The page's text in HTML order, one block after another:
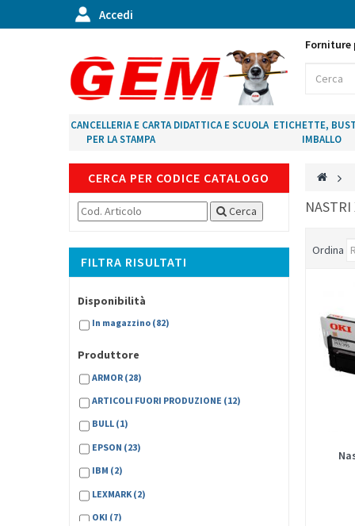
Accedi
Forniture
CANCELLERIA E CARTA
PER LA STAMPA
DIDATTICA E SCUOLA ETICHETTE,
IMBALLO
CERCA PER CODICE CATALOGO
Cerca
FILTRA RISULTATI
Disponibilità
In magazzino (82)
Produttore
ARMOR (28)
ARTICOLI FUORI PRODUZIONE (12)
BULL (1)
EPSON (23)
IBM (2)
LEXMARK (2)
OKI (7)
>
Ordina